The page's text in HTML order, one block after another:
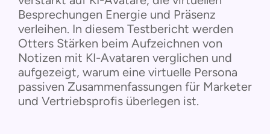
Besprechungen Energie und Präsenz
verleihen. In diesem Testbericht werden
Otters Stärken beim Aufzeichnen von
Notizen mit KI-Avataren verglichen und
aufgezeigt, warum eine virtuelle Persona
passiven Zusammenfassungen für Marketer
und Vertriebsprofis überlegen ist.